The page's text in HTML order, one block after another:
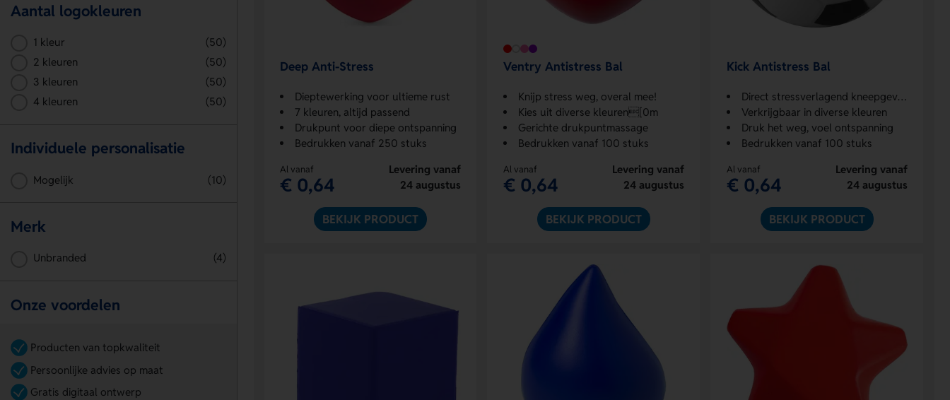
Deep Anti-Stress
Dieptewerking voor ultieme rust
7 kleuren, altijd passend
Drukpunt voor diepe ontspanning
Bedrukken vanaf 250 stuks
Al vanaf
€ 0,64
Levering vanaf
24 augustus
BEKIJK PRODUCT
Ventry Antistress Bal
Knijp stress weg, overal mee!
Kies uit diverse kleuren[0m
Gerichte drukpuntmassage
Bedrukken vanaf 100 stuks
Al vanaf
€ 0,64
Levering vanaf
24 augustus
BEKIJK PRODUCT
Kick Antistress Bal
Direct stressverlagend kneepgevoel
Verkrijgbaar in diverse kleuren
Druk het weg, voel ontspanning
Bedrukken vanaf 100 stuks
Al vanaf
€ 0,64
Levering vanaf
24 augustus
BEKIJK PRODUCT
Aantal logokleuren
1 kleur
(50)
2 kleuren
(50)
3 kleuren
(50)
4 kleuren
(50)
Individuele personalisatie
Mogelijk (10)
Merk
Unbranded (4)
Onze voordelen
Producten van topkwaliteit
Persoonlijke advies op maat
Gratis digitaal ontwerp